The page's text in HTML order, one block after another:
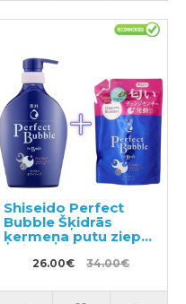
Shiseido Perfect
Bubble Šķidrās
ķermeņa putu ziepes
ar ilgstošu
dezodorējošu efektu
350ml
26.00€ 34.00€